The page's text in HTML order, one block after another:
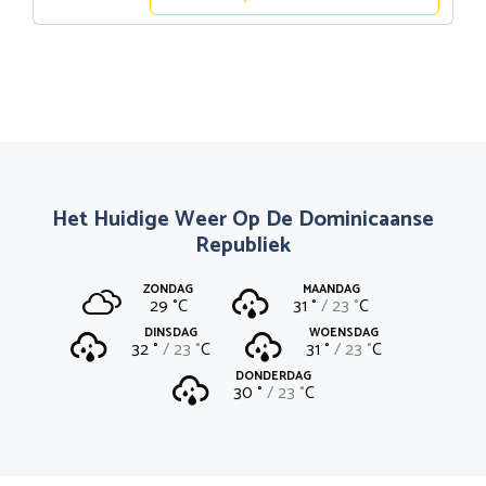
Het Huidige Weer Op De Dominicaanse
Republiek
ZONDAG
29 °C
MAANDAG
31 ° 23 °C
DINSDAG
32 ° 23 °C
WOENSDAG
31 ° 23 °C
DONDERDAG
30 ° 23 °C